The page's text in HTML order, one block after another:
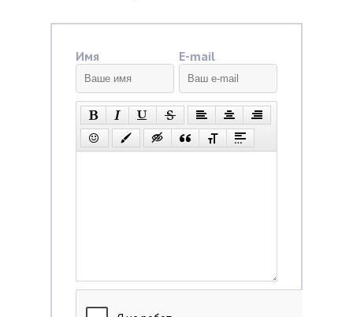
Имя E-mail